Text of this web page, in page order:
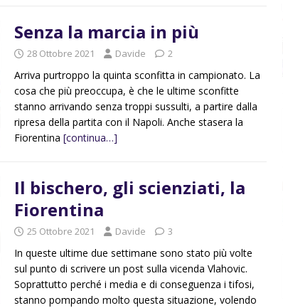
Senza la marcia in più
28 Ottobre 2021 Davide 2
Arriva purtroppo la quinta sconfitta in campionato. La
cosa che più preoccupa, è che le ultime sconfitte
stanno arrivando senza troppi sussulti, a partire dalla
ripresa della partita con il Napoli. Anche stasera la
Fiorentina [continua…]
Il bischero, gli scienziati, la
Fiorentina
25 Ottobre 2021 Davide 3
In queste ultime due settimane sono stato più volte
sul punto di scrivere un post sulla vicenda Vlahovic.
Soprattutto perché i media e di conseguenza i tifosi,
stanno pompando molto questa situazione, volendo